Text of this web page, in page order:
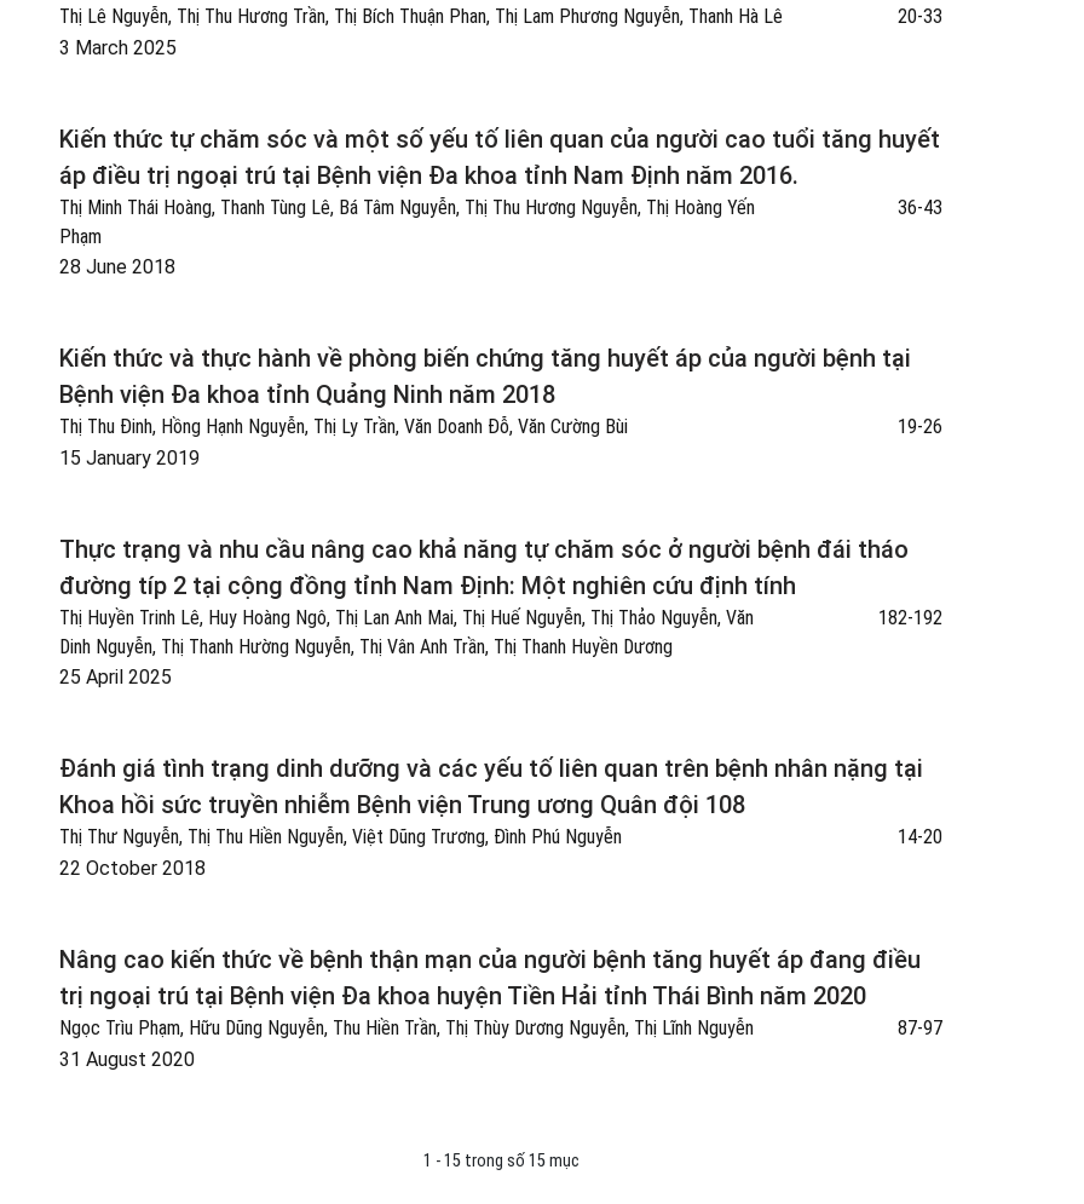
Thị Lê Nguyễn, Thị Thu Hương Trần, Thị Bích Thuận Phan, Thị Lam Phương Nguyễn, Thanh Hà Lê
20-33
3 March 2025
Kiến thức tự chăm sóc và một số yếu tố liên quan của người cao tuổi tăng huyết
áp điều trị ngoại trú tại Bệnh viện Đa khoa tỉnh Nam Định năm 2016.
Thị Minh Thái Hoàng, Thanh Tùng Lê, Bá Tâm Nguyễn, Thị Thu Hương Nguyễn, Thị Hoàng Yến
Phạm
36-43
28 June 2018
Kiến thức và thực hành về phòng biến chứng tăng huyết áp của người bệnh tại
Bệnh viện Đa khoa tỉnh Quảng Ninh năm 2018
Thị Thu Đinh, Hồng Hạnh Nguyễn, Thị Ly Trần, Văn Doanh Đỗ, Văn Cường Bùi
19-26
15 January 2019
Thực trạng và nhu cầu nâng cao khả năng tự chăm sóc ở người bệnh đái tháo
đường típ 2 tại cộng đồng tỉnh Nam Định: Một nghiên cứu định tính
Thị Huyền Trinh Lê, Huy Hoàng Ngô, Thị Lan Anh Mai, Thị Huế Nguyễn, Thị Thảo Nguyễn, Văn
Dinh Nguyễn, Thị Thanh Hường Nguyễn, Thị Vân Anh Trần, Thị Thanh Huyền Dương
182-192
25 April 2025
Đánh giá tình trạng dinh dưỡng và các yếu tố liên quan trên bệnh nhân nặng tại
Khoa hồi sức truyền nhiễm Bệnh viện Trung ương Quân đội 108
Thị Thư Nguyễn, Thị Thu Hiền Nguyễn, Việt Dũng Trương, Đình Phú Nguyễn
14-20
22 October 2018
Nâng cao kiến thức về bệnh thận mạn của người bệnh tăng huyết áp đang điều
trị ngoại trú tại Bệnh viện Đa khoa huyện Tiền Hải tỉnh Thái Bình năm 2020
Ngọc Trìu Phạm, Hữu Dũng Nguyễn, Thu Hiền Trần, Thị Thùy Dương Nguyễn, Thị Lĩnh Nguyễn
87-97
31 August 2020
1 - 15 trong số 15 mục